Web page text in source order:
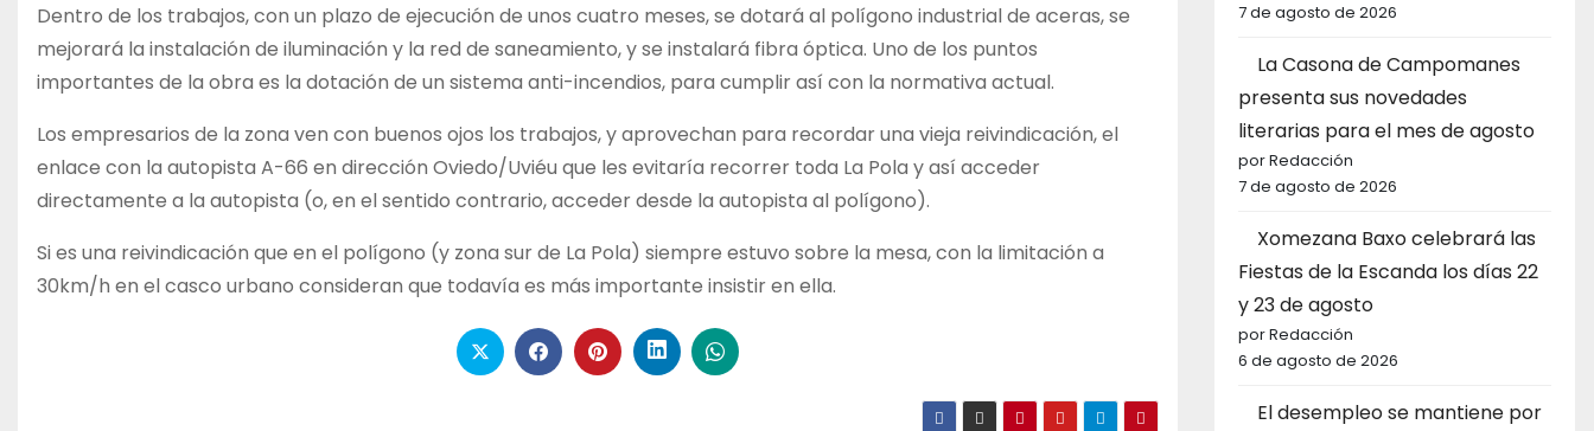
Dentro de los trabajos, con un plazo de ejecución de unos cuatro meses, se dotará al polígono industrial de aceras, se
mejorará la instalación de iluminación y la red de saneamiento, y se instalará fibra óptica. Uno de los puntos
importantes de la obra es la dotación de un sistema anti-incendios, para cumplir así con la normativa actual.
Los empresarios de la zona ven con buenos ojos los trabajos, y aprovechan para recordar una vieja reivindicación, el
enlace con la autopista A-66 en dirección Oviedo/Uviéu que les evitaría recorrer toda La Pola y así acceder
directamente a la autopista (o, en el sentido contrario, acceder desde la autopista al polígono).
Si es una reivindicación que en el polígono (y zona sur de La Pola) siempre estuvo sobre la mesa, con la limitación a
30km/h en el casco urbano consideran que todavía es más importante insistir en ella.
7 de agosto de 2026
La Casona de Campomanes
presenta sus novedades
literarias para el mes de agosto
por Redacción
7 de agosto de 2026
Xomezana Baxo celebrará las
Fiestas de la Escanda los días 22
y 23 de agosto
por Redacción
6 de agosto de 2026
El desempleo se mantiene por